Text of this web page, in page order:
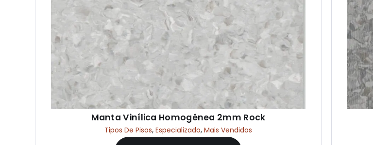
Manta Vinílica Homogênea 2mm Rock
Tipos De Pisos, Especializado, Mais Vendidos